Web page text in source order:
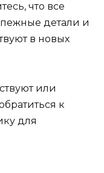
что все
детали и
в новых
или
к
для